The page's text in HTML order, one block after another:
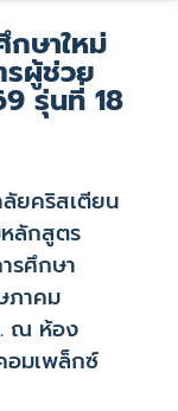
ษาใหม่
ผู้ช่วย
รุ่นที่ 18
ยคริสเตียน
ลักสูตร
รศึกษา
ภาคม
. ณ ห้อง
อมเพล็กซ์